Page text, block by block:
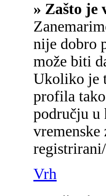
» Zašto je
nije dobro
može biti
Ukoliko je
profila
području u
Vrh